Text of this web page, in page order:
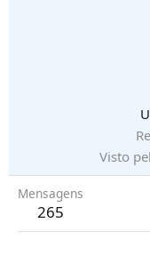
Visto
Mensagens
265